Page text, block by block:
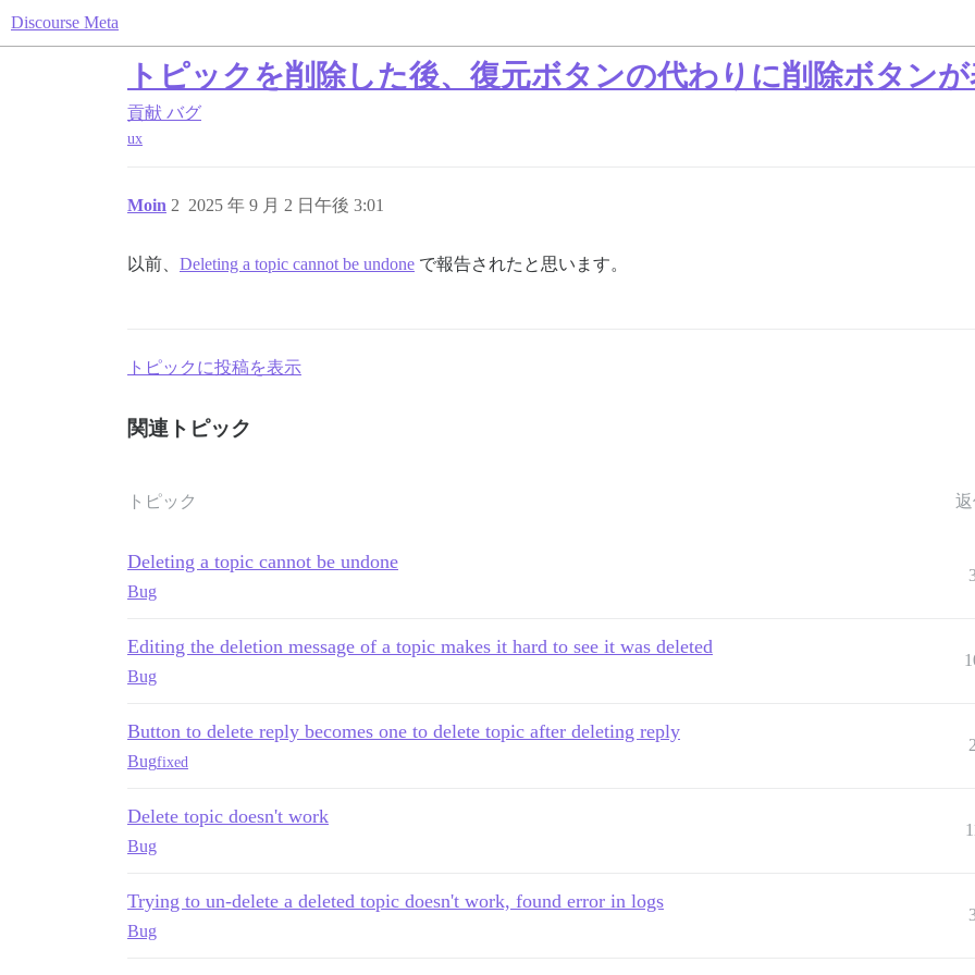
Discourse Meta
トピックを削除した後、復元ボタンの代わりに削除ボタン
貢献 バグ
ux
Moin 2025 年 9 月 2 日午後 3:01
2
以前、 Deleting a topic cannot be undone で報告されたと思います。
トピックに投稿を表示
関連トピック
トピック
Deleting a topic cannot be undone
Bug
Editing the deletion message of a topic makes it hard to see it was deleted
Bug
Button to delete reply becomes one to delete topic after deleting reply
Bugfixed
2
Delete topic doesn't work
Bug
Trying to un-delete a deleted topic doesn't work, found error in logs
Bug